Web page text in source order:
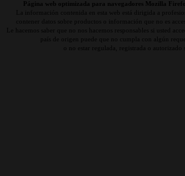
Página web optimizada para navegadores Mozilla
La información contenida en esta web está dirigida a
contener datos sobre productos o información que no es
Le hacemos saber que no nos hacemos responsables si usted
país de origen puede que no cumpla con algún
o no estar regulada, registrada o autorizado